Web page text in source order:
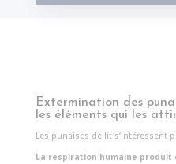
Extermination des
les éléments qui les
Les punaises de lit s’intéressent
La respiration humaine produit